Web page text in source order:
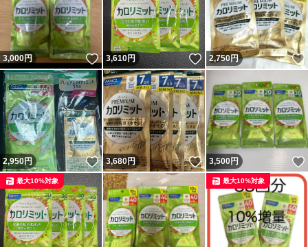
3,000円 いいね！
3,610円 いいね！
2,750円
2,950円 いいね！
3,680円 いいね！
3,500円
最大10%対象 最大10%対象